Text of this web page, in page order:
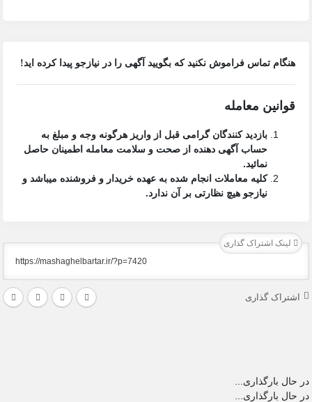
هنگام تماس فراموش نکنید که بگویید آگهی را درنیازجوپیدا کرده اید!
قوانین معامله
بازدید کنندگان گرامی قبل از واریز هرگونه وجه و مبلغ به
حساب آگهی دهنده از صحت و سلامت معامله اطمینان حاصل
نمائید.
کلیه معاملات انجام شده به عهده خریدار و فروشنده میباشد و
نیازجو هیچ نظارتی بر آن ندارد.
لینک اشتراک گذاری
اشتراک گذاری
در حال بارگذاری...
در حال بارگذاری...